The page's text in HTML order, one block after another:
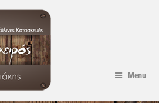
Menu